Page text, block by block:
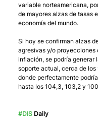
variable norteamericana,
de mayores alzas de tasas
economía del mundo.
Si hoy se confirman alzas
agresivas y/o proyecciones
inflación, se podría generar
soporte actual, cerca de los
donde perfectamente
hasta los 104,3, 103,2 y
#DIS Daily